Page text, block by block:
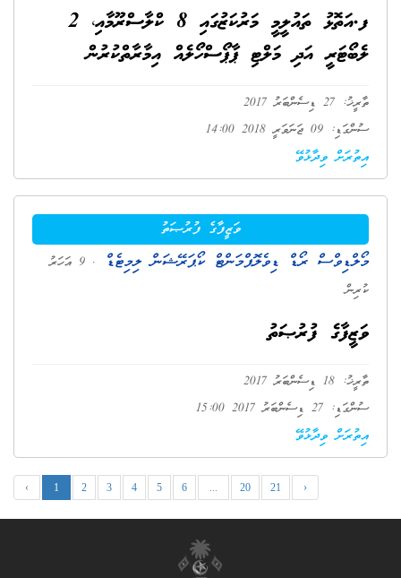
ފ.އަތޮޅު ތައުލީމީ މަރުކަޒުގައި 8 ކްލާސްރޫމާއި، 2
ލެބޯޓަރީ އަދި މަލްޓި ޕާޕޯސްހޯލެއް އިމާރާތްކުރުން
ތާރީޚު: 27 ޑިސެންބަރު 2017
ސުންގަޑި: 09 ޖަނަވަރީ 2018 14:00
އިތުރަށް ވިދާޅުވޭ
ވަޒީފާގެ ފުރުޞަތު
މޯލްޑިވްސް ރޯޑް ޑިވެލޮޕްމަންޓް ކޯޕަރޭޝަން ލިމިޓެޑް
. 9 އަހަރު
ކުރިން
ވަޒީފާގެ ފުރުޞަތު
ތާރީޚު: 18 ޑިސެންބަރު 2017
ސުންގަޑި: 27 ޑިސެންބަރު 2017 15:00
އިތުރަށް ވިދާޅުވޭ
‹ 1 2 3 4 5 6 ... 20 21 ›